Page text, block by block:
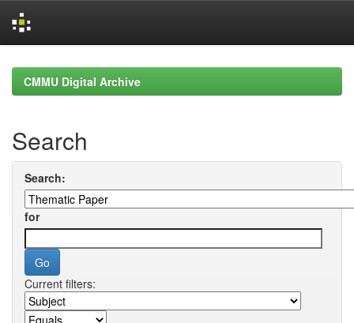
navigationCMMU Digital Archive
Search
Search:
for
Current filters: